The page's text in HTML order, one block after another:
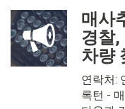
매사
경찰,
차량
연락처:
록턴 -